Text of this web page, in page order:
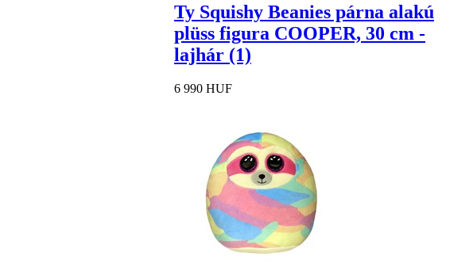
Ty Squishy Beanies párna alakú
plüss figura COOPER, 30 cm -
lajhár (1)
6 990 HUF